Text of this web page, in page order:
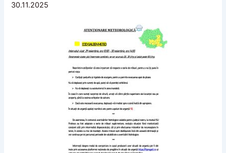
30.11.2025